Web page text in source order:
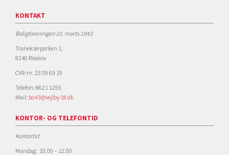
KONTAKT
Boligforeningen 10. marts 1943
Tranekærparken 1,
8240 Risskov
CVR-nr. 23 09 69 19
Telefon: 8621 1255
Mail: bo43@vejlby-bf.dk
KONTOR- OG TELEFONTID
Kontortid
Mandag: 10.00 – 12.00